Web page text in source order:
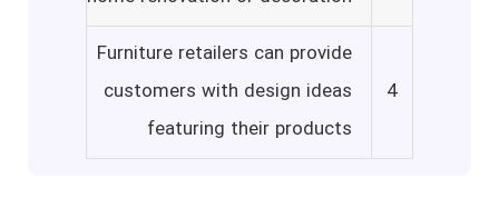
4
Furniture retailers can provide
customers with design ideas
featuring their products